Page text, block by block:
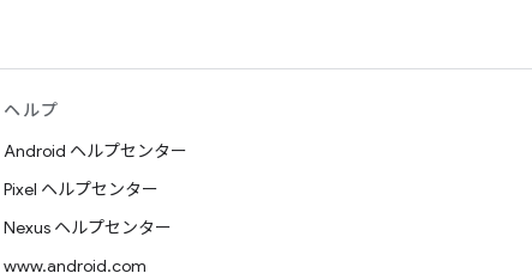
ヘルプ
Android ヘルプセンター
Pixel ヘルプセンター
Nexus ヘルプセンター
www.android.com